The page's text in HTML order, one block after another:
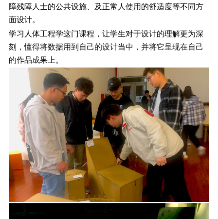
障残障人士的公共设施、及正常人使用的舒适度等不同方
面设计。
学习人体工程学这门课程，让学生对于设计的理解更为深
刻，懂得将数据用到自己的设计当中，并将它呈现在自己
的作品成果上。